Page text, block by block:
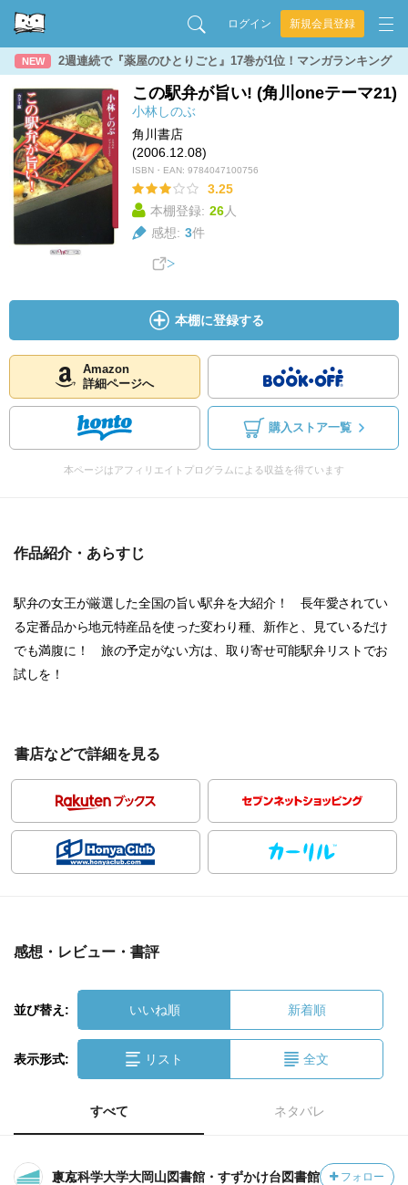
ログイン 新規会員登録
NEW 2週連続で『薬屋のひとりごと』17巻が1位！マンガランキング
この駅弁が旨い! (角川oneテーマ21)
小林しのぶ
角川書店
(2006.12.08)
ISBN・EAN: 9784047100756
3.25
本棚登録: 26人
感想: 3件
本棚に登録する
Amazon
詳細ページへ
購入ストア一覧
本ページはアフィリエイトプログラムによる収益を得ています
作品紹介・あらすじ
駅弁の女王が厳選した全国の旨い駅弁を大紹介！ 長年愛されてい
る定番品から地元特産品を使った変わり種、新作と、見ているだけ
でも満腹に！ 旅の予定がない方は、取り寄せ可能駅弁リストでお
試しを！
書店などで詳細を見る
感想・レビュー・書評
並び替え: いいね順 新着順
表示形式: リスト 全文
すべて ネタバレ
東京科学大学大岡山図書館・すずかけ台図書館さん フォロー